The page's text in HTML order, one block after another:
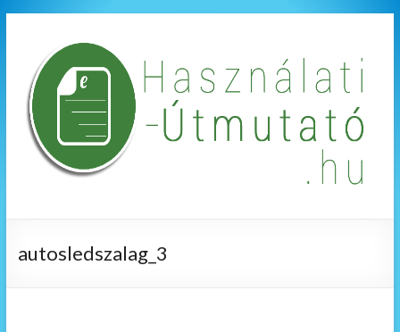
autosledszalag_3